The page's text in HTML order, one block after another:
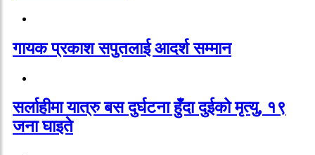
गायक प्रकाश सपुतलाई आदर्श सम्मान
सर्लाहीमा यात्रु बस दुर्घटना हुँदा दुईको मृत्यु, १९
जना घाइते